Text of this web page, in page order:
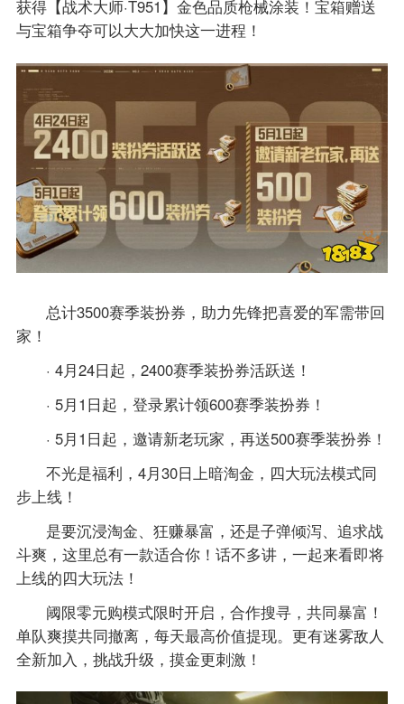
获得【战术大师·T951】金色品质枪械涂装！宝箱赠送
与宝箱争夺可以大大加快这一进程！
总计3500赛季装扮券，助力先锋把喜爱的军需带回
家！
· 4月24日起，2400赛季装扮券活跃送！
· 5月1日起，登录累计领600赛季装扮券！
· 5月1日起，邀请新老玩家，再送500赛季装扮券！
不光是福利，4月30日上暗淘金，四大玩法模式同
步上线！
是要沉浸淘金、狂赚暴富，还是子弹倾泻、追求战
斗爽，这里总有一款适合你！话不多讲，一起来看即将
上线的四大玩法！
阈限零元购模式限时开启，合作搜寻，共同暴富！
单队爽摸共同撤离，每天最高价值提现。更有迷雾敌人
全新加入，挑战升级，摸金更刺激！